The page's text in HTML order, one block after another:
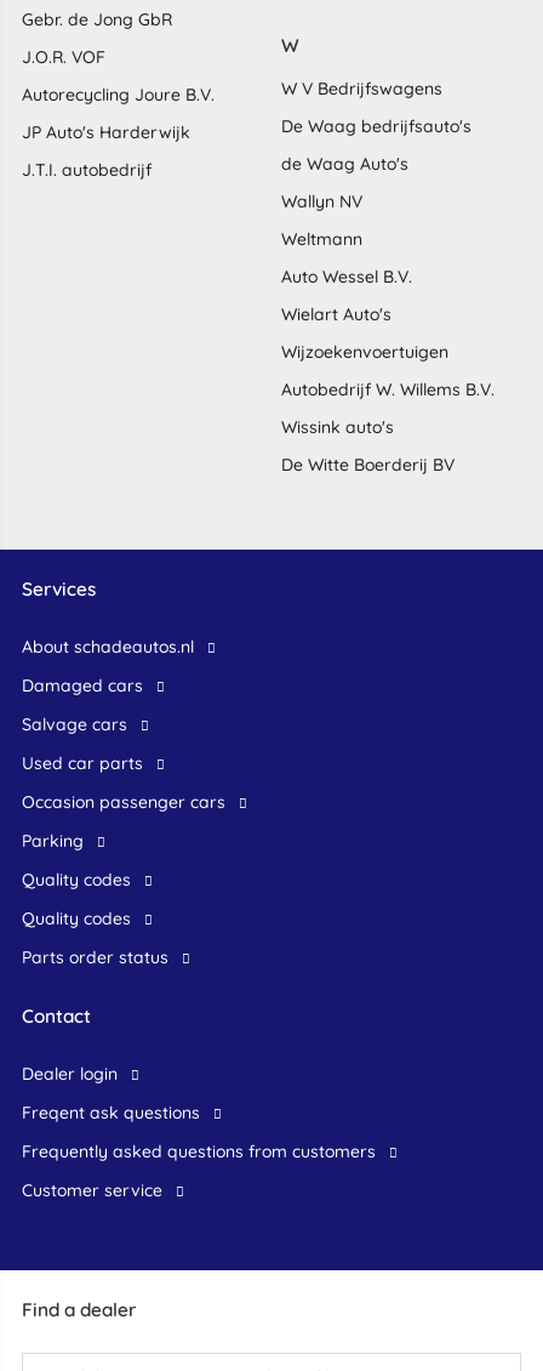
Gebr. de Jong GbR
J.O.R. VOF
Autorecycling Joure B.V.
JP Auto's Harderwijk
J.T.I. autobedrijf
W
W V Bedrijfswagens
De Waag bedrijfsauto's
de Waag Auto's
Wallyn NV
Weltmann
Auto Wessel B.V.
Wielart Auto's
Wijzoekenvoertuigen
Autobedrijf W. Willems B.V.
Wissink auto's
De Witte Boerderij BV
Find a dealer
Services
About schadeautos.nl
Damaged cars
Salvage cars
Used car parts
occasion passenger cars
Parking
Quality codes
Quality codes
Parts order status
Contact
dealer login
freqent ask questions
frequently asked questions from customers
customer service